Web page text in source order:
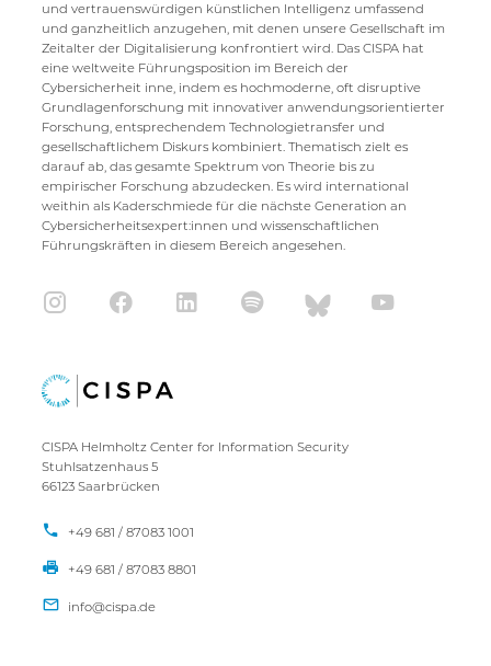
und vertrauenswürdigen künstlichen Intelligenz umfassend
und ganzheitlich anzugehen, mit denen unsere Gesellschaft im
Zeitalter der Digitalisierung konfrontiert wird. Das CISPA hat
eine weltweite Führungsposition im Bereich der
Cybersicherheit inne, indem es hochmoderne, oft disruptive
Grundlagenforschung mit innovativer anwendungsorientierter
Forschung, entsprechendem Technologietransfer und
gesellschaftlichem Diskurs kombiniert. Thematisch zielt es
darauf ab, das gesamte Spektrum von Theorie bis zu
empirischer Forschung abzudecken. Es wird international
weithin als Kaderschmiede für die nächste Generation an
Cybersicherheitsexpert:innen und wissenschaftlichen
Führungskräften in diesem Bereich angesehen.
CISPA Helmholtz Center for Information Security
Stuhlsatzenhaus 5
66123 Saarbrücken
+49 681 / 87083 1001
+49 681 / 87083 8801